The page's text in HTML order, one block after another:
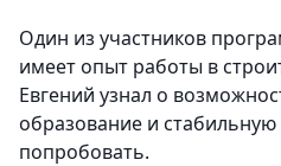
Один из участников
имеет опыт работы в
Евгений узнал о
образование и
попробовать.